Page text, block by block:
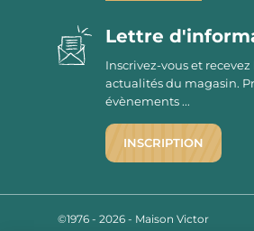
Lettre
Inscrivez-vous et
actualités du magasin.
évènements ...
INSCRIPTION
©1976 - 2026 - Maison Victor